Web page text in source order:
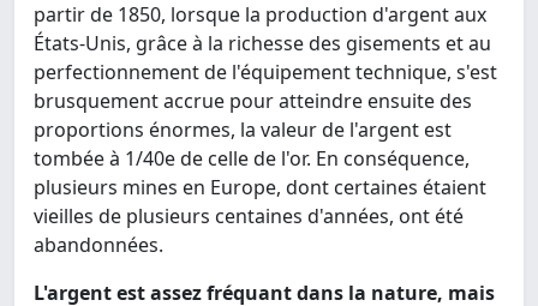
partir de 1850, lorsque la production d'argent aux
États-Unis, grâce à la richesse des gisements et au
perfectionnement de l'équipement technique, s'est
brusquement accrue pour atteindre ensuite des
proportions énormes, la valeur de l'argent est
tombée à 1/40e de celle de l'or. En conséquence,
plusieurs mines en Europe, dont certaines étaient
vieilles de plusieurs centaines d'années, ont été
abandonnées.
L'argent est assez fréquant dans la nature, mais